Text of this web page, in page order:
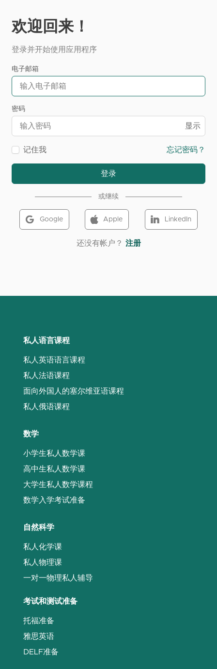
欢迎回来！
登录并开始使用应用程序
电子邮箱
密码
显示
记住我 忘记密码？
登录
或继续
Google Apple LinkedIn
‌还没有帐户？ 注册
私人语言课程
私人英语语言课程
私人法语课程
面向外国人的塞尔维亚语课程
私人俄语课程
数学
小学生私人数学课
高中生私人数学课
大学生私人数学课程
数学入学考试准备
自然科学
私人化学课
私人物理课
一对一物理私人辅导
考试和测试准备
托福准备
雅思英语
DELF准备